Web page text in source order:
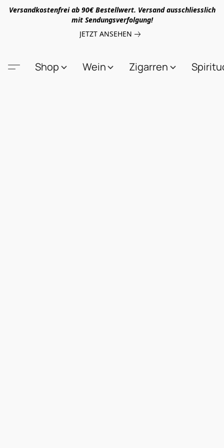
Versandkostenfrei ab 90€ Bestellwert. Versand ausschliesslich
mit Sendungsverfolgung!
JETZT ANSEHEN
Shop Wein Zigarren